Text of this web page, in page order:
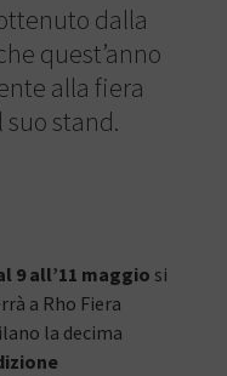
dalla
quest’anno
alla fiera
suo stand.
9 all’11 maggiosi
a Rho Fiera
la decima